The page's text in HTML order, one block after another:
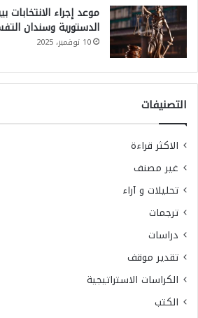
موعد إجراء
الدستورية وسندان
10 نوفمبر، 2025
التصنيفات
الاكثر قراءة
غير مصنف
تحليلات و آراء
ترجمات
دراسات
تقدير موقف
الكراسات الاستراتيجية
الكتب